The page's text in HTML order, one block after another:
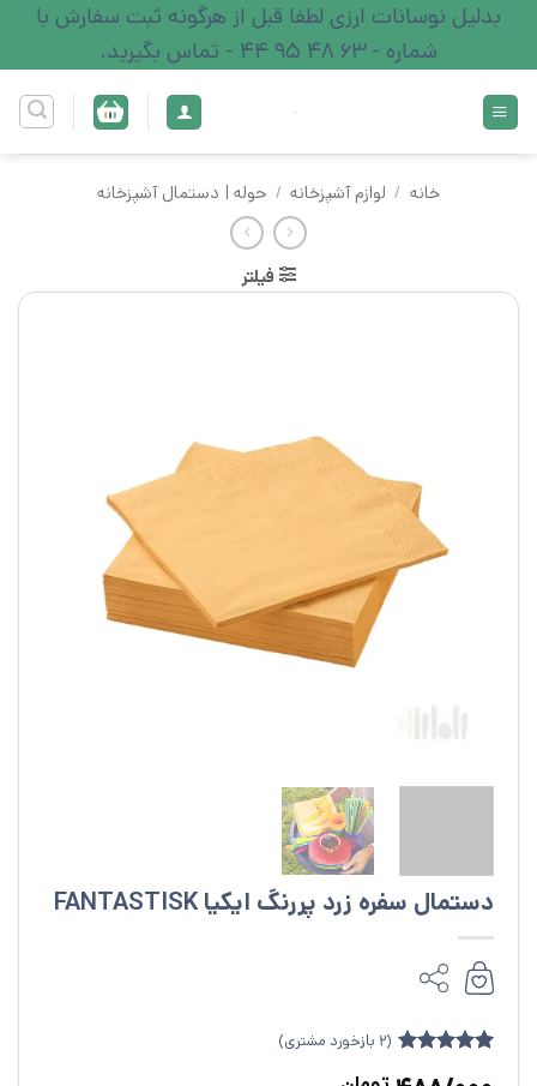
content
بدلیل نوسانات ارزی لطفا قبل از هرگونه ثبت سفارش با
شماره - 63 48 95 44 - تماس بگیرید.
خانه / لوازم آشپزخانه / حوله | دستمال آشپزخانه
فیلتر
دستمال سفره زرد پررنگ ایکیا FANTASTISK
(
2 بازخورد مشتری)